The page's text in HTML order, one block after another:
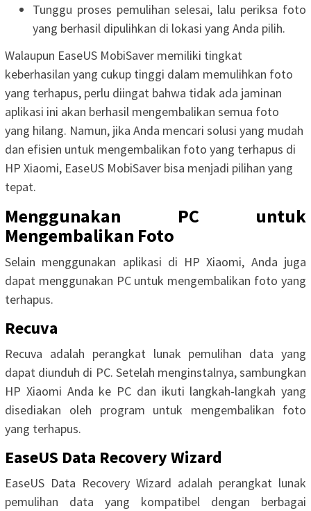
Tunggu proses pemulihan selesai, lalu periksa foto
yang berhasil dipulihkan di lokasi yang Anda pilih.
Walaupun EaseUS MobiSaver memiliki tingkat
keberhasilan yang cukup tinggi dalam memulihkan foto
yang terhapus, perlu diingat bahwa tidak ada jaminan
aplikasi ini akan berhasil mengembalikan semua foto
yang hilang. Namun, jika Anda mencari solusi yang mudah
dan efisien untuk mengembalikan foto yang terhapus di
HP Xiaomi, EaseUS MobiSaver bisa menjadi pilihan yang
tepat.
Menggunakan PC untuk
Mengembalikan Foto
Selain menggunakan aplikasi di HP Xiaomi, Anda juga
dapat menggunakan PC untuk mengembalikan foto yang
terhapus.
Recuva
Recuva adalah perangkat lunak pemulihan data yang
dapat diunduh di PC. Setelah menginstalnya, sambungkan
HP Xiaomi Anda ke PC dan ikuti langkah-langkah yang
disediakan oleh program untuk mengembalikan foto
yang terhapus.
EaseUS Data Recovery Wizard
EaseUS Data Recovery Wizard adalah perangkat lunak
pemulihan data yang kompatibel dengan berbagai